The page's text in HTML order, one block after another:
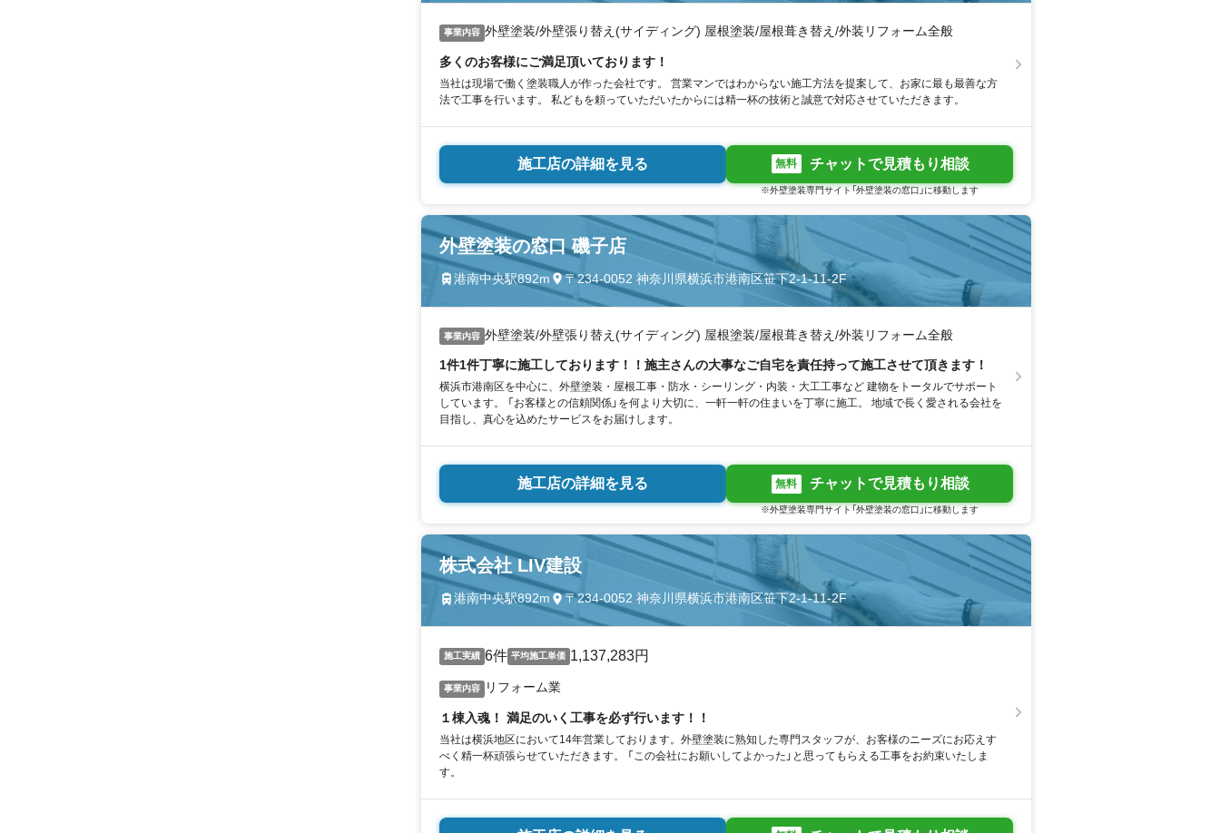
事業内容 外壁塗装/外壁張り替え(サイディング) 屋根塗装/屋根葺き替え/外装リフォーム全般
多くのお客様にご満足頂いております！
当社は現場で働く塗装職人が作った会社です。 営業マンではわからない施工方法を提案して、お家に最も最善な方
法で工事を行います。 私どもを頼っていただいたからには精一杯の技術と誠意で対応させていただきます。
施工店の詳細を見る 無料 チャットで見積もり相談
※外壁塗装専門サイト「外壁塗装の窓口」に移動します
外壁塗装の窓口 磯子店
港南中央駅892m 〒234-0052 神奈川県横浜市港南区笹下2-1-11-2F
事業内容 外壁塗装/外壁張り替え(サイディング) 屋根塗装/屋根葺き替え/外装リフォーム全般
1件1件丁寧に施工しております！！施主さんの大事なご自宅を責任持って施工させて頂きます！
横浜市港南区を中心に、外壁塗装・屋根工事・防水・シーリング・内装・大工工事など 建物をトータルでサポート
しています。 「お客様との信頼関係」を何より大切に、一軒一軒の住まいを丁寧に施工。 地域で長く愛される会社を
目指し、真心を込めたサービスをお届けします。
施工店の詳細を見る 無料 チャットで見積もり相談
※外壁塗装専門サイト「外壁塗装の窓口」に移動します
株式会社 LIV建設
港南中央駅892m 〒234-0052 神奈川県横浜市港南区笹下2-1-11-2F
施工実績 6件 平均施工単価 1,137,283円
事業内容 リフォーム業
１棟入魂！ 満足のいく工事を必ず行います！！
当社は横浜地区において14年営業しております。外壁塗装に熟知した専門スタッフが、お客様のニーズにお応えす
べく精一杯頑張らせていただきます。 「この会社にお願いしてよかった」と思ってもらえる工事をお約束いたしま
す。